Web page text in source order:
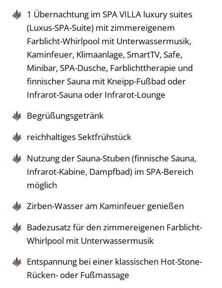
1 Übernachtung im SPA VILLA luxury suites
(Luxus-SPA-Suite) mit zimmereigenem
Farblicht-Whirlpool mit Unterwassermusik,
Kaminfeuer, Klimaanlage, SmartTV, Safe,
Minibar, SPA-Dusche, Farblichttherapie und
finnischer Sauna mit Kneipp-Fußbad oder
Infrarot-Sauna oder Infrarot-Lounge
Begrüßungsgetränk
reichhaltiges Sektfrühstück
Nutzung der Sauna-Stuben (finnische Sauna,
Infrarot-Kabine, Dampfbad) im SPA-Bereich
möglich
Zirben-Wasser am Kaminfeuer genießen
Badezusatz für den zimmereigenen Farblicht-
Whirlpool mit Unterwassermusik
Entspannung bei einer klassischen Hot-Stone-
Rücken- oder Fußmassage